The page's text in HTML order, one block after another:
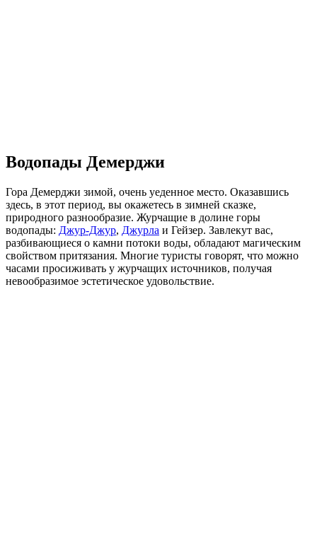
Водопады Демерджи
Гора Демерджи зимой, очень уеденное место. Оказавшись
здесь, в этот период, вы окажетесь в зимней сказке,
природного разнообразие. Журчащие в долине горы
водопады: Джур-Джур, Джурла и Гейзер. Завлекут вас,
разбивающиеся о камни потоки воды, обладают магическим
свойством притязания. Многие туристы говорят, что можно
часами просиживать у журчащих источников, получая
невообразимое эстетическое удовольствие.